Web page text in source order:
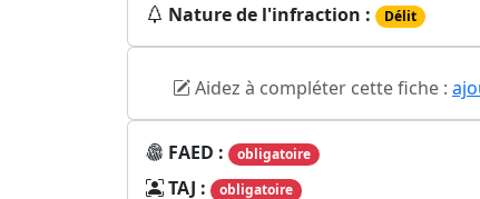
Nature de l'infraction : Délit
Aidez à compléter cette fiche :
FAED : obligatoire
TAJ : obligatoire